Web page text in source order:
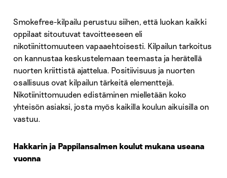
Smokefree-kilpailu perustuu siihen, että luokan kaikki
oppilaat sitoutuvat tavoitteeseen eli
nikotiinittomuuteen vapaaehtoisesti. Kilpailun tarkoitus
on kannustaa keskustelemaan teemasta ja herätellä
nuorten kriittistä ajattelua. Positiivisuus ja nuorten
osallisuus ovat kilpailun tärkeitä elementtejä.
Nikotiinittomuuden edistäminen mielletään koko
yhteisön asiaksi, josta myös kaikilla koulun aikuisilla on
vastuu.
Hakkarin ja Pappilansalmen koulut mukana useana
vuonna